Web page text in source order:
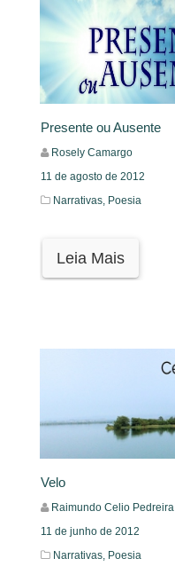
Presente ou Ausente
Rosely Camargo
11 de agosto de 2012
Narrativas, Poesia
Leia Mais
Velo
Raimundo Celio Pedreira
11 de junho de 2012
Narrativas, Poesia